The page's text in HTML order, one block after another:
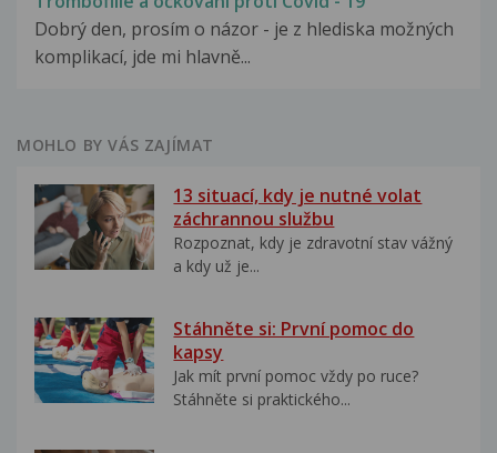
Dobrý den, prosím o názor - je z hlediska možných
komplikací, jde mi hlavně...
MOHLO BY VÁS ZAJÍMAT
13 situací, kdy je nutné volat
záchrannou službu
Rozpoznat, kdy je zdravotní stav vážný
a kdy už je...
Stáhněte si: První pomoc do
kapsy
Jak mít první pomoc vždy po ruce?
Stáhněte si praktického...